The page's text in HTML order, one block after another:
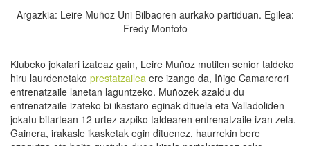
Argazkia: Leire Muñoz Uni Bilbaoren aurkako partiduan. Egilea:
Fredy Monfoto
Klubeko jokalari izateaz gain, Leire Muñoz mutilen senior taldeko
hiru laurdenetako prestatzailea ere izango da, Iñigo Camarerori
entrenatzaile lanetan laguntzeko. Muñozek azaldu du
entrenatzaile izateko bi ikastaro eginak dituela eta Valladoliden
jokatu bitartean 12 urtez azpiko taldearen entrenatzaile izan zela.
Gainera, irakasle ikasketak egin dituenez, haurrekin bere